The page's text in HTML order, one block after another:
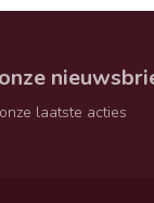
laatste acties